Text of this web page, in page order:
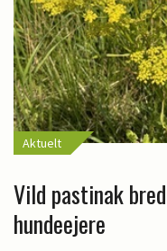
Aktuelt
Vild pastinak
hundeejere